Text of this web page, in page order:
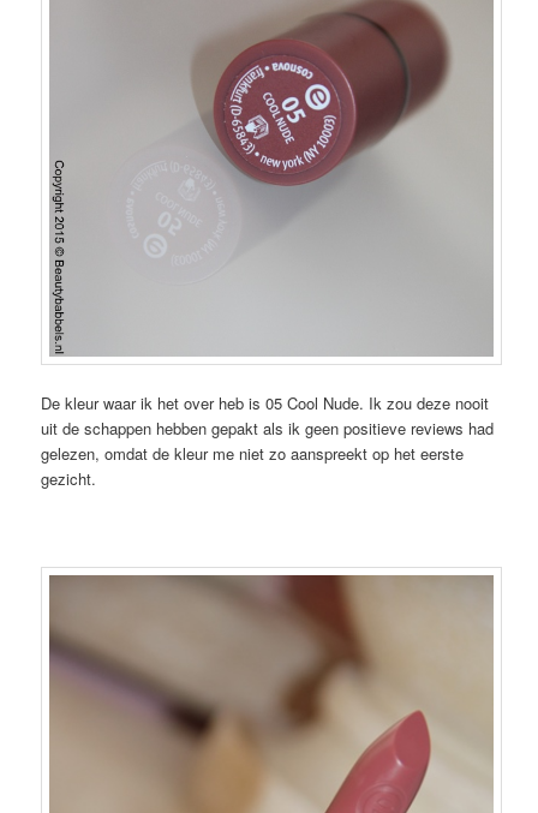
De kleur waar ik het over heb is 05 Cool Nude. Ik zou deze nooit
uit de schappen hebben gepakt als ik geen positieve reviews had
gelezen, omdat de kleur me niet zo aanspreekt op het eerste
gezicht.